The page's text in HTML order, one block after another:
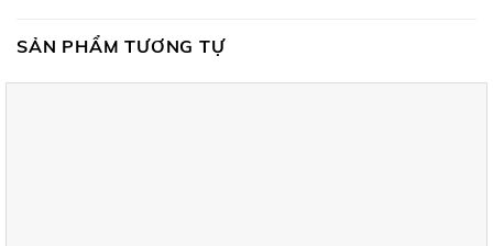
SẢN PHẨM TƯƠNG TỰ